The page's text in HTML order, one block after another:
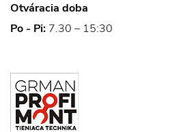
Otváracia doba
Po - Pi: 7.30 – 15:30